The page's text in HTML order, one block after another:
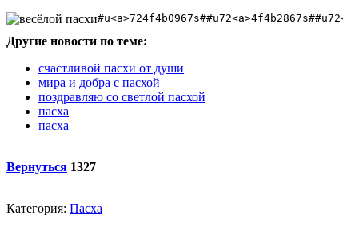
Другие новости по теме:
счастливой пасхи от души
мира и добра с пасхой
поздравляю со светлой пасхой
пасха
пасха
Вернуться 1327
Категория: Пасха